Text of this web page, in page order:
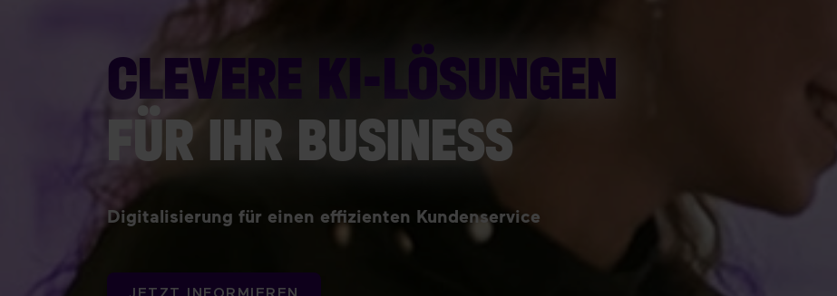
CLEVERE KI-LÖSUNGEN
FÜR IHR BUSINESS
Digitalisierung für einen effizienten Kundenservice